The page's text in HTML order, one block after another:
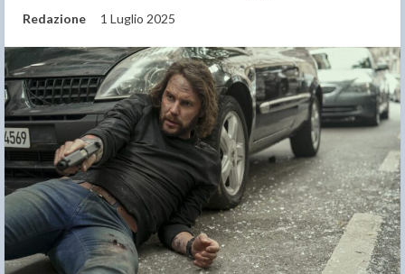
Redazione 1 Luglio 2025